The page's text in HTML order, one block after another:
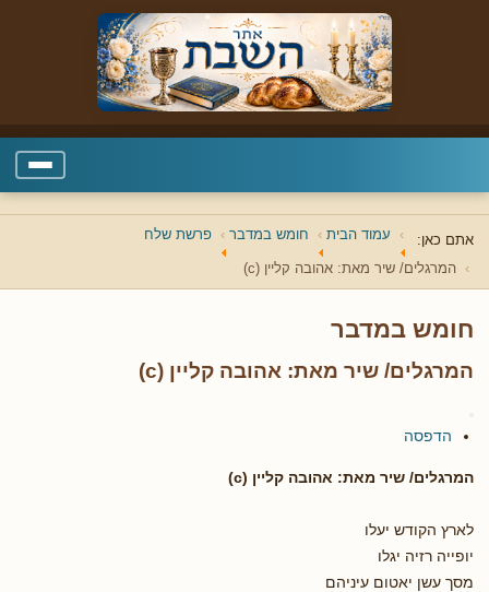
אתם כאן: עמוד הבית חומש במדבר פרשת שלח
המרגלים/ שיר מאת: אהובה קליין (c)
חומש במדבר
המרגלים/ שיר מאת: אהובה קליין (c)
הדפסה
המרגלים/ שיר מאת: אהובה קליין (c)
לארץ הקודש יעלו
יופייה רזיה יגלו
מסך עשן יאטום עיניהם